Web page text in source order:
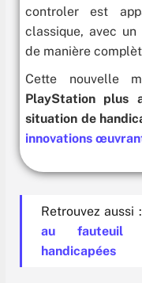
controler est
classique, avec
de manière
Cette nouvelle
PlayStation plus
situation de
innovations
Retrouvez aussi :
au fauteuil
handicapées